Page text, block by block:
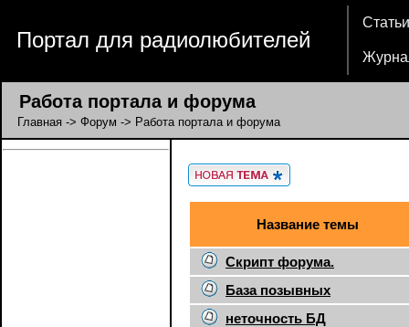
Портал для радиолюбителей
Статьи
Работа портала и форума
Главная -> Форум -> Работа портала и форума
Название темы
Скрипт форума.
База позывных
неточность БД